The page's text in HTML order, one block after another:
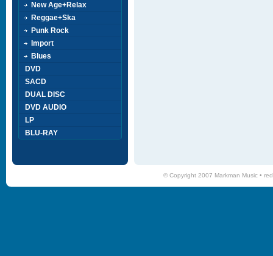
New Age+Relax
Reggae+Ska
Punk Rock
Import
Blues
DVD
SACD
DUAL DISC
DVD AUDIO
LP
BLU-RAY
© Copyright 2007 Markman Music •